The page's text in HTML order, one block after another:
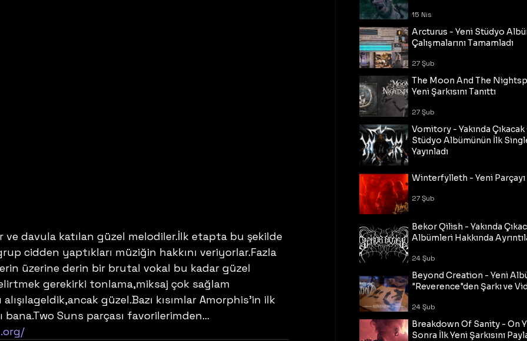
ve davula katılan güzel melodiler.İlk etapta bu şekilde
cidden yaptıkları müziğin hakkını veriyorlar.Fazla
üzerine derin bir brutal vokal bu kadar güzel
gerekirki tonlama,miksaj çok sağlam
güzel.Bazı kısımlar Amorphis’in ilk
bana.Two Suns parçası favorilerimden…
15 Nis
Arcturus - Yeni Stüdyo
Çalışmalarını Tamamladı
27 Şub
The Moon And The
Yeni Şarkısını Tanıttı
27 Şub
Vomitory - Yakında
Stüdyo Albümünün İlk
Yayınladı
Winterfylleth - Yeni Parçayı
27 Şub
Bekor Qilish - Yakında
Albümleri Hakkında
24 Şub
Beyond Creation - Yeni
"Reverence"den Şarkı ve
24 Şub
Breakdown Of Sanity - On
Sonra İlk Yeni Şarkısını